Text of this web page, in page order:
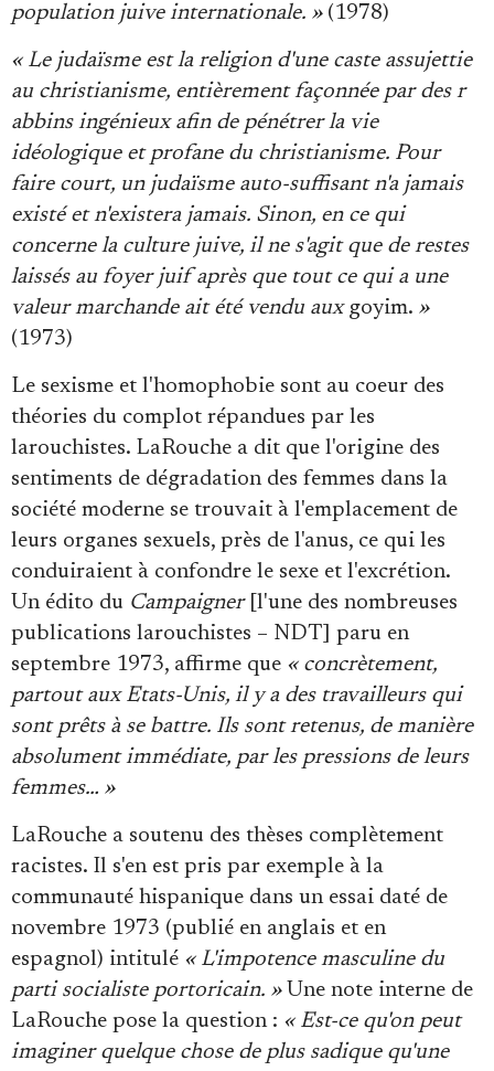
population juive internationale. »(1978)
« Le judaïsme est la religion d'une caste assujettie
au christianisme, entièrement façonnée par des r
abbins ingénieux afin de pénétrer la vie
idéologique et profane du christianisme. Pour
faire court, un judaïsme auto-suffisant n'a jamais
existé et n'existera jamais. Sinon, en ce qui
concerne la culture juive, il ne s'agit que de restes
laissés au foyer juif après que tout ce qui a une
valeur marchande ait été vendu auxgoyim. »
(1973)
Le sexisme et l'homophobie sont au coeur des
théories du complot répandues par les
larouchistes. LaRouche a dit que l'origine des
sentiments de dégradation des femmes dans la
société moderne se trouvait à l'emplacement de
leurs organes sexuels, près de l'anus, ce qui les
conduiraient à confondre le sexe et l'excrétion.
Un édito du Campaigner[l'une des nombreuses
publications larouchistes – NDT] paru en
septembre 1973, affirme que « concrètement,
partout aux Etats-Unis, il y a des travailleurs qui
sont prêts à se battre. Ils sont retenus, de manière
absolument immédiate, par les pressions de leurs
femmes… »
LaRouche a soutenu des thèses complètement
racistes. Il s'en est pris par exemple à la
communauté hispanique dans un essai daté de
novembre 1973 (publié en anglais et en
espagnol) intitulé « L'impotence masculine du
parti socialiste portoricain. »Une note interne de
LaRouche pose la question : « Est-ce qu'on peut
imaginer quelque chose de plus sadique qu'une